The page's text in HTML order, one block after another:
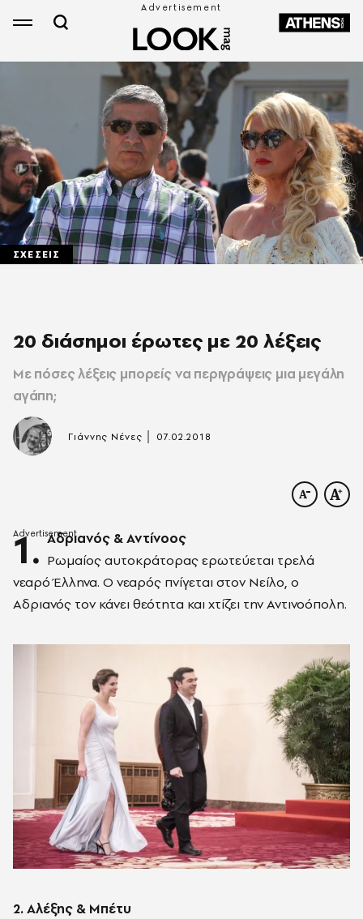
ΣΧΕΣΕΙΣ
20 διάσημοι έρωτες με 20 λέξεις
Με πόσες λέξεις μπορείς να περιγράψεις μια μεγάλη
αγάπη;
Γιάννης Νένες 07.02.2018
1. Αδριανός & Αντίνοος
Ρωμαίος αυτοκράτορας ερωτεύεται τρελά
νεαρό Έλληνα. Ο νεαρός πνίγεται στον Νείλο, ο
Αδριανός τον κάνει θεότητα και χτίζει την Αντινοόπολη.
2. Αλέξης & Μπέτυ